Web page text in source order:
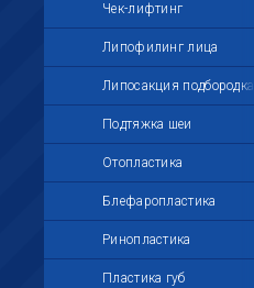
Чек-лифтинг
Липофилинг лица
Липосакция подбородка
Подтяжка шеи
Отопластика
Блефаропластика
Ринопластика
Пластика губ